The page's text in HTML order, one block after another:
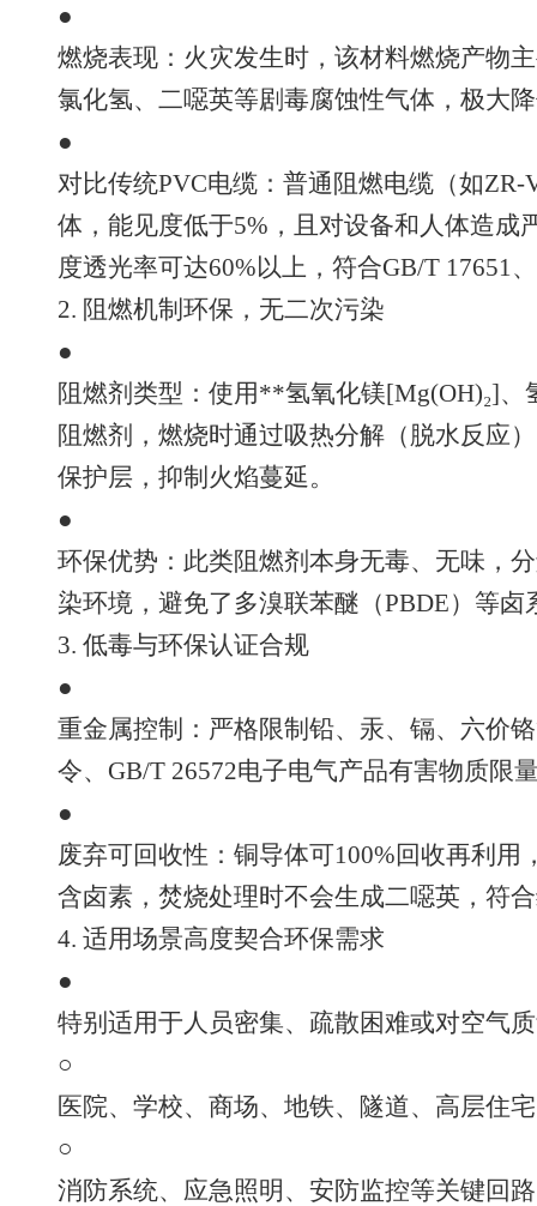
●
燃烧表现：火灾发生时，该材料燃烧产物
氯化氢、二噁英等剧毒腐蚀性气体，极大
●
对比传统PVC电缆：普通阻燃电缆（如
体，能见度低于5%，且对设备和人体造成
度透光率可达60%以上，符合GB/T 17651
2. 阻燃机制环保，无二次污染
●
阻燃剂类型：使用**氢氧化镁[Mg(OH)₂]
阻燃剂，燃烧时通过吸热分解（脱水反应
保护层，抑制火焰蔓延。
●
环保优势：此类阻燃剂本身无毒、无味，
染环境，避免了多溴联苯醚（PBDE）等
3. 低毒与环保认证合规
●
重金属控制：严格限制铅、汞、镉、六价
令、GB/T 26572电子电气产品有害物质限
●
废弃可回收性：铜导体可100%回收再利
含卤素，焚烧处理时不会生成二噁英，符
4. 适用场景高度契合环保需求
●
特别适用于人员密集、疏散困难或对空气
○
医院、学校、商场、地铁、隧道、高层住
○
消防系统、应急照明、安防监控等关键回